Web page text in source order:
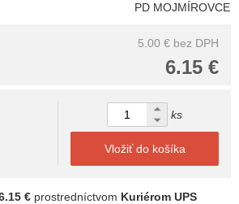
PD MOJMÍROVCE
5.00 € bez DPH
6.15 €
ks
Vložiť do košíka
€ prostredníctvom Kuriérom UPS